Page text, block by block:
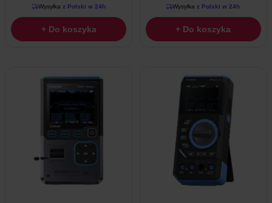
Wysyłka z Polski w 24h
+ Do koszyka
Wysyłka z Polski w 24h
+ Do koszyka